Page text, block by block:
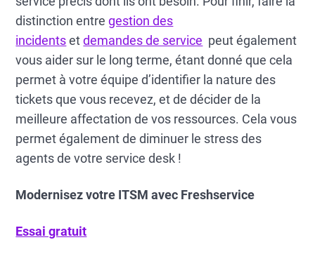
distinction entregestion des
incidentsetdemandes de service peut également
vous aider sur le long terme, étant donné que cela
permet à votre équipe d’identifier la nature des
tickets que vous recevez, et de décider de la
meilleure affectation de vos ressources. Cela vous
permet également de diminuer le stress des
agents de votre service desk !
Modernisez votre ITSM avec Freshservice
Essai gratuit